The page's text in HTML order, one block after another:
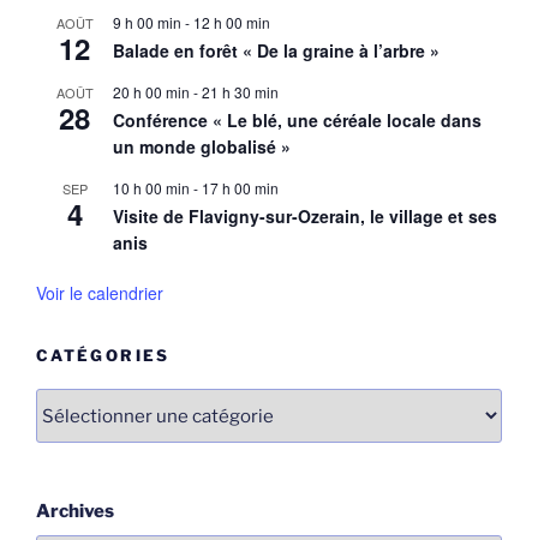
AOÛT
12
9 h 00 min - 12 h 00 min
Balade en forêt « De la graine à l’arbre »
AOÛT
28
20 h 00 min -21 h 30 min
Conférence « Le blé, une céréale locale dans
un monde globalisé »
SEP
4
10 h 00 min - 17 h 00 min
Visite de Flavigny-sur-Ozerain, le village et ses
anis
Voir le calendrier
CATÉGORIES
Archives